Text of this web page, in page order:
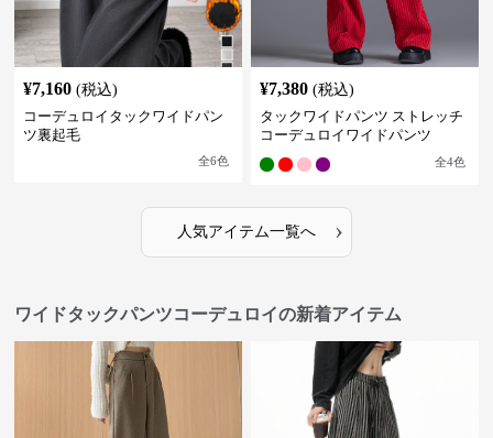
¥7,160 (税込)
コーデュロイタックワイドパン
ツ裏起毛
全6色
¥7,380 (税込)
タックワイドパンツ ストレッチ
コーデュロイワイドパンツ
全4色
人気アイテム一覧へ ›
ワイドタックパンツコーデュロイの新着アイテム